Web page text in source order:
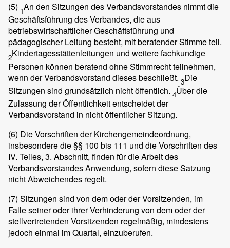
(5) 1An den Sitzungen des Verbandsvorstandes nimmt die
Geschäftsführung des Verbandes, die aus
betriebswirtschaftlicher Geschäftsführung und
pädagogischer Leitung besteht, mit beratender Stimme teil.
2Kindertagesstättenleitungen und weitere fachkundige
Personen können beratend ohne Stimmrecht teilnehmen,
wenn der Verbandsvorstand dieses beschließt. 3Die
Sitzungen sind grundsätzlich nicht öffentlich. 4Über die
Zulassung der Öffentlichkeit entscheidet der
Verbandsvorstand in nicht öffentlicher Sitzung.
(6) Die Vorschriften der Kirchengemeindeordnung,
insbesondere die §§ 100 bis 111 und die Vorschriften des
IV. Teiles, 3. Abschnitt, finden für die Arbeit des
Verbandsvorstandes Anwendung, sofern diese Satzung
nicht Abweichendes regelt.
(7) Sitzungen sind von dem oder der Vorsitzenden, im
Falle seiner oder ihrer Verhinderung von dem oder der
stellvertretenden Vorsitzenden regelmäßig, mindestens
jedoch einmal im Quartal, einzuberufen.